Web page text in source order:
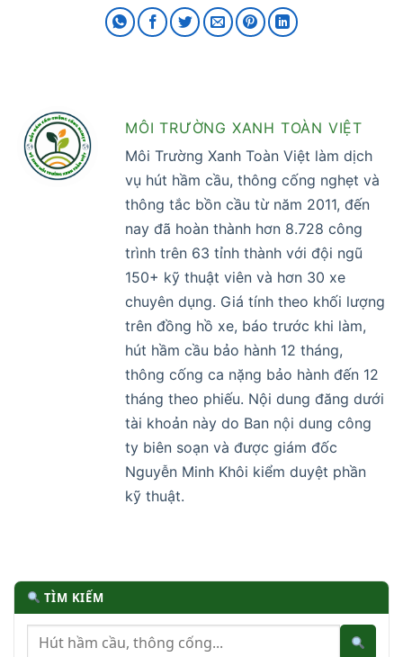
MÔI TRƯỜNG XANH TOÀN VIỆT
Môi Trường Xanh Toàn Việt làm dịch
vụ hút hầm cầu, thông cống nghẹt và
thông tắc bồn cầu từ năm 2011, đến
nay đã hoàn thành hơn 8.728 công
trình trên 63 tỉnh thành với đội ngũ
150+ kỹ thuật viên và hơn 30 xe
chuyên dụng. Giá tính theo khối lượng
trên đồng hồ xe, báo trước khi làm,
hút hầm cầu bảo hành 12 tháng,
thông cống ca nặng bảo hành đến 12
tháng theo phiếu. Nội dung đăng dưới
tài khoản này do Ban nội dung công
ty biên soạn và được giám đốc
Nguyễn Minh Khôi kiểm duyệt phần
kỹ thuật.
TÌM KIẾM